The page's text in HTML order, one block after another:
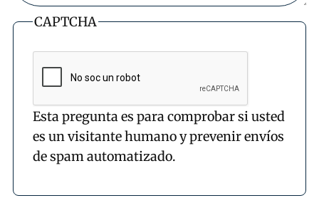
CAPTCHA
Esta pregunta es para comprobar si usted
es un visitante humano y prevenir envíos
de spam automatizado.